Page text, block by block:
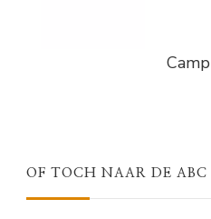
OF TOCH NAAR DE